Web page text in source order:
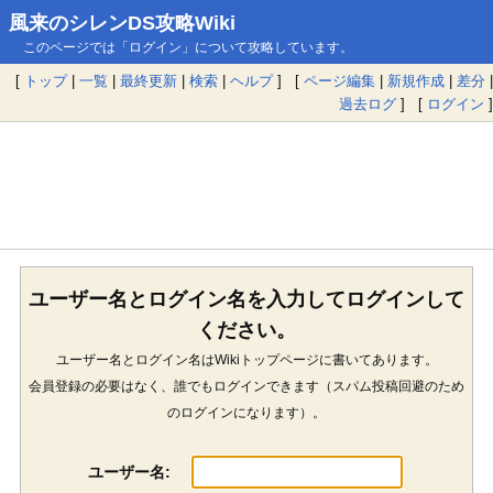
風来のシレンDS攻略Wiki
このページでは「ログイン」について攻略しています。
[ トップ| 一覧 | 最終更新 | 検索 | ヘルプ] [ ページ編集 | 新規作成 | 差分 |
過去ログ ] [ ログイン ]
ユーザー名とログイン名を入力してログインして
ください。
ユーザー名とログイン名はWikiトップページに書いてあります。
会員登録の必要はなく、誰でもログインできます（スパム投稿回避のため
のログインになります）。
ユーザー名: